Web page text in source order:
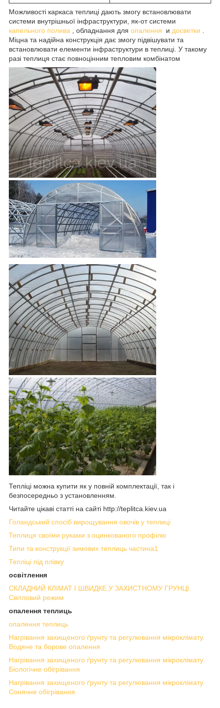
Можливості каркаса теплиці дають змогу встановлювати
системи внутрішньої інфраструктури, як-отсистеми
капельного полива , обладнання для опалення и досветки .
Міцна та надійна конструкція дає змогу підвішувати та
встановлювати елементи інфраструктури в теплиці. У такому
разі теплиця стає повноцінним тепловим комбінатом
Тепліці можна купити як у повній комплектації, так і
безпосередньо з установленням.
Читайте цікаві статті на сайті http://teplitca.kiev.ua
Голандський спосіб вирощування овочів у теплиці
Теплиця своїми руками з оцинкованого профілю
Типи та конструкції зимових теплиць частина1
Тепліці під плівку
освітлення
СКЛАДНИЙ КЛІМАТ І ШВИДКЕ У ЗАХИСТНОМУ ГРУНЦІ.
Світловий режим
опалення теплиць
опалення теплиць
Нагрівання захищеного ґрунту та регулювання мікроклімату.
Водяне та борове опалення
Нагрівання захищеного ґрунту та регулювання мікроклімату.
Біологічне обігрівання
Нагрівання захищеного ґрунту та регулювання мікроклімату.
Сонячне обігрівання